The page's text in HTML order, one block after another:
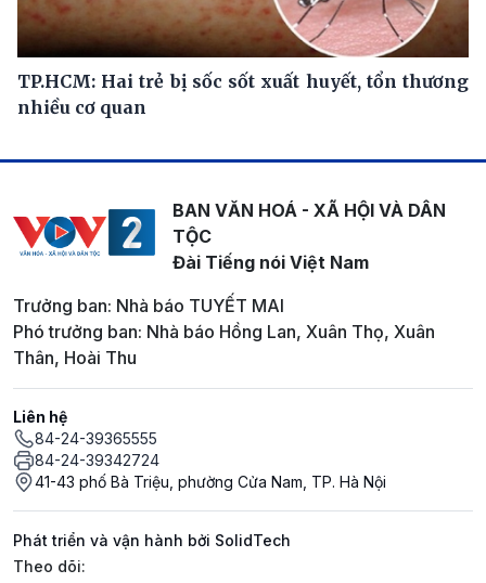
TP.HCM: Hai trẻ bị sốc sốt xuất huyết, tổn thương
nhiều cơ quan
BAN VĂN HOÁ - XÃ HỘI VÀ DÂN
TỘC
Đài Tiếng nói Việt Nam
Trưởng ban: Nhà báo TUYẾT MAI
Phó trưởng ban: Nhà báo Hồng Lan, Xuân Thọ, Xuân
Thân, Hoài Thu
Liên hệ
84-24-39365555
84-24-39342724
41-43 phố Bà Triệu, phường Cửa Nam, TP. Hà Nội
Phát triển và vận hành bởi SolidTech
Mạng xã hội
Theo dõi: